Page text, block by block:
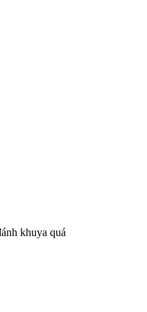
khuya quá